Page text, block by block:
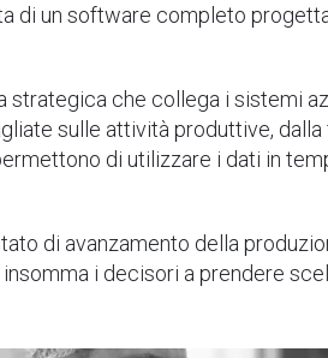
di un software completo
che collega i sistemi
sulle attività produttive,
di utilizzare i dati in
di avanzamento della
i decisori a prendere